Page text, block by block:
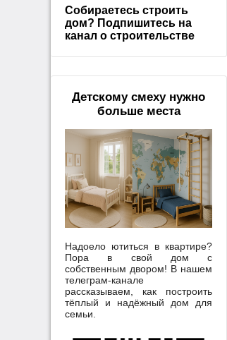
Собираетесь строить
дом? Подпишитесь на
канал о строительстве
Детскому смеху нужно
больше места
Надоело ютиться в квартире?
Пора в свой дом с
собственным двором! В нашем
телеграм-канале
рассказываем, как построить
тёплый и надёжный дом для
семьи.